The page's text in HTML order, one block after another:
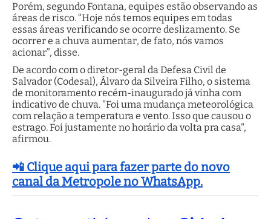
Porém, segundo Fontana, equipes estão observando as
áreas de risco. “Hoje nós temos equipes em todas
essas áreas verificando se ocorre deslizamento. Se
ocorrer e a chuva aumentar, de fato, nós vamos
acionar”, disse.
De acordo com o diretor-geral da Defesa Civil de
Salvador (Codesal), Álvaro da Silveira Filho, o sistema
de monitoramento recém-inaugurado já vinha com
indicativo de chuva. "Foi uma mudança meteorológica
com relação a temperatura e vento. Isso que causou o
estrago. Foi justamente no horário da volta pra casa",
afirmou.
📲 Clique aqui para fazer parte do novo
canal da Metropole no WhatsApp.